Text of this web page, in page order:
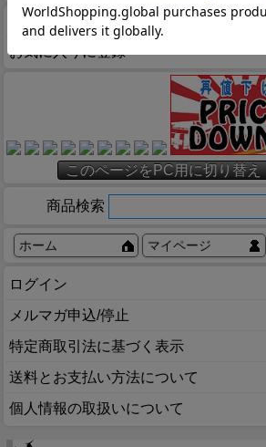
商品についてのお問い合わせ
お気に入りに登録
このページをPC用に切り替え
商品検索
ホーム マイページ
ログイン
メルマガ申込/停止
特定商取引法に基づく表示
送料とお支払い方法について
個人情報の取扱いについて